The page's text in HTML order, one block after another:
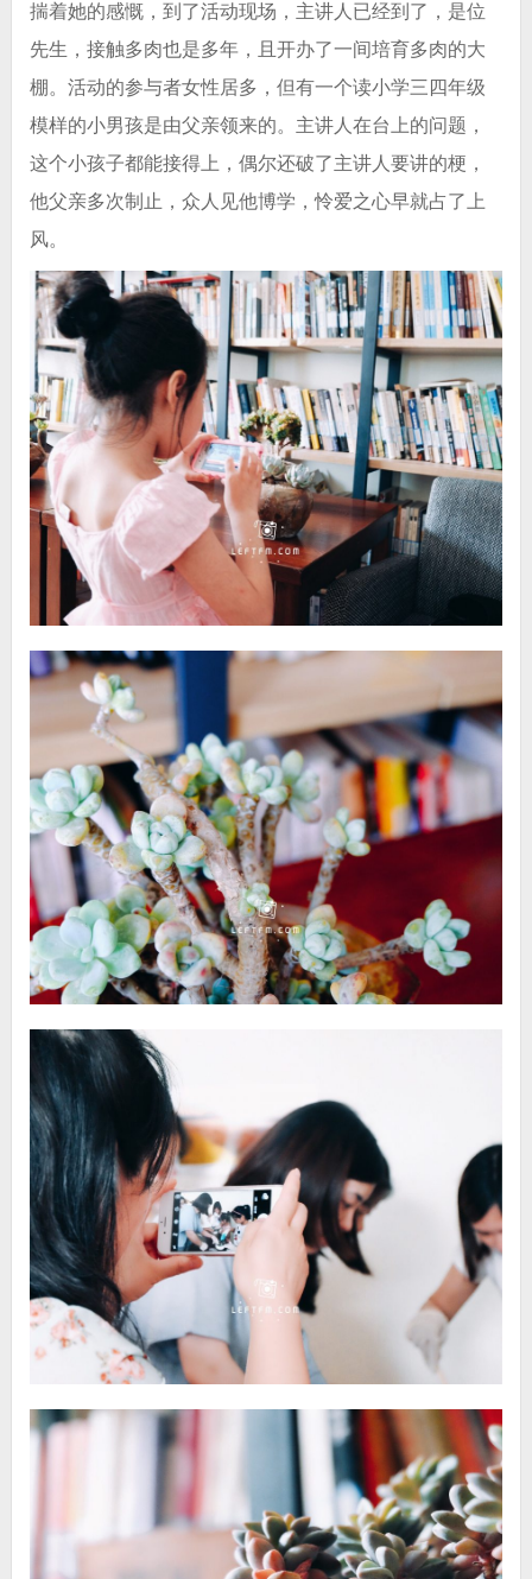
揣着她的感慨，到了活动现场，主讲人已经到了，是位
先生，接触多肉也是多年，且开办了一间培育多肉的大
棚。活动的参与者女性居多，但有一个读小学三四年级
模样的小男孩是由父亲领来的。主讲人在台上的问题，
这个小孩子都能接得上，偶尔还破了主讲人要讲的梗，
他父亲多次制止，众人见他博学，怜爱之心早就占了上
风。